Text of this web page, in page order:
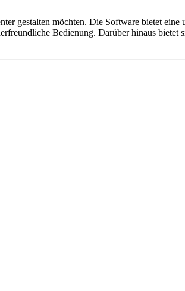
gestalten möchten. Die Software bietet eine
Bedienung. Darüber hinaus bietet